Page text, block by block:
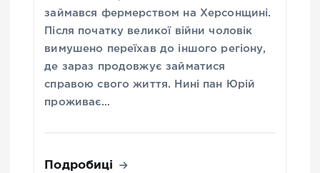
займався фермерством на Херсонщині.
Після початку великої війни чоловік
вимушено переїхав до іншого регіону,
де зараз продовжує займатися
справою свого життя. Нині пан Юрій
проживає…
Подробиці